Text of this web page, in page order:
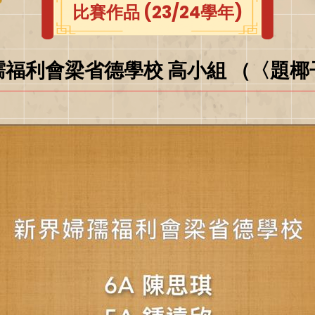
比賽作品 (23/24學年)
利會梁省德學校 高小組 （〈題